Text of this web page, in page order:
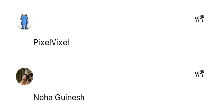
PixelVixel
ฟรี
Neha Guinesh
ฟรี